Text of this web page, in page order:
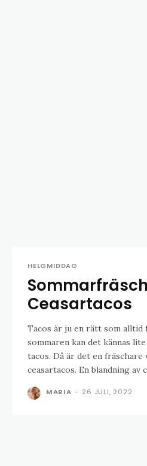
HELGMIDDAG
Ceasartacos
Tacos är ju en rätt som alltid
sommaren kan det kännas
tacos. Då är det en fräschare
ceasartacos. En blandning av
MARIA - 26 JULI, 2022